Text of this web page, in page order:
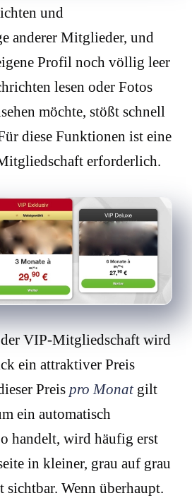
und
anderer Mitglieder, und
Profil noch völlig leer
lesen oder Fotos
möchte, stößt schnell
diese Funktionen ist eine
erforderlich.
VIP-Mitgliedschaft wird
ein attraktiver Preis
Preis pro Monatgilt
ein automatisch
handelt, wird häufig erst
in kleiner, grau auf grau
Wenn überhaupt.